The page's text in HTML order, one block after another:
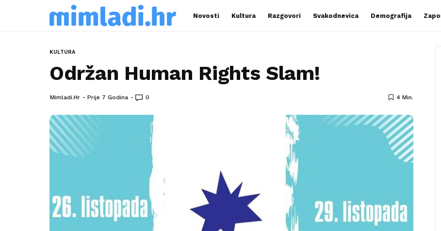
Novosti Kultura Razgovori Svakodnevica Demografija
KULTURA
Održan Human Rights Slam!
Mimladi.hr Prije 7 Godina 0 4 Min.